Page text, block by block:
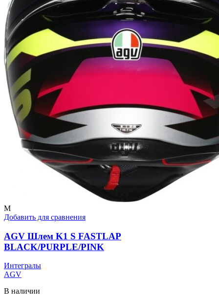
M
Добавить для сравнения
AGV Шлем K1 S FASTLAP
BLACK/PURPLE/PINK
Интегралы
AGV
В наличии